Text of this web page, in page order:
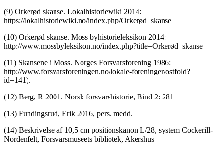
(9) Orkerød skanse. Lokalhistoriewiki 2014:
https://lokalhistoriewiki.no/index.php/Orkerød_skanse
(10) Orkerød skanse. Moss byhistorieleksikon 2014:
http://www.mossbyleksikon.no/index.php?title=Orkerød_skanse
(11) Skansene i Moss. Norges Forsvarsforening 1986:
http://www.forsvarsforeningen.no/lokale-foreninger/ostfold?
id=141).
(12) Berg, R 2001. Norsk forsvarshistorie, Bind 2: 281
(13) Fundingsrud, Erik 2016, pers. medd.
(14) Beskrivelse af 10,5 cm positionskanon L/28, system Cockerill-
Nordenfelt, Forsvarsmuseets bibliotek, Akershus